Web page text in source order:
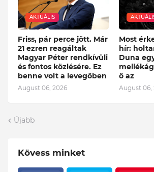
AKTUÁLIS
Friss, pár perce jött. Már
21 ezren reagáltak
Magyar Péter rendkívüli
és fontos közlésére. Ez
benne volt a levegőben
August 06, 2026
Most
hír:
Duna
ő az
August 06,
Újabb
Kövess minket